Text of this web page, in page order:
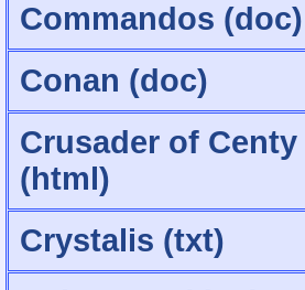
Commandos (doc)
Conan (doc)
Crusader of Centy
(html)
Crystalis (txt)